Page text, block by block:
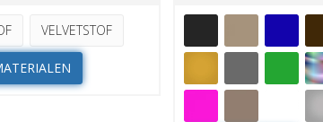
VELVETSTOF